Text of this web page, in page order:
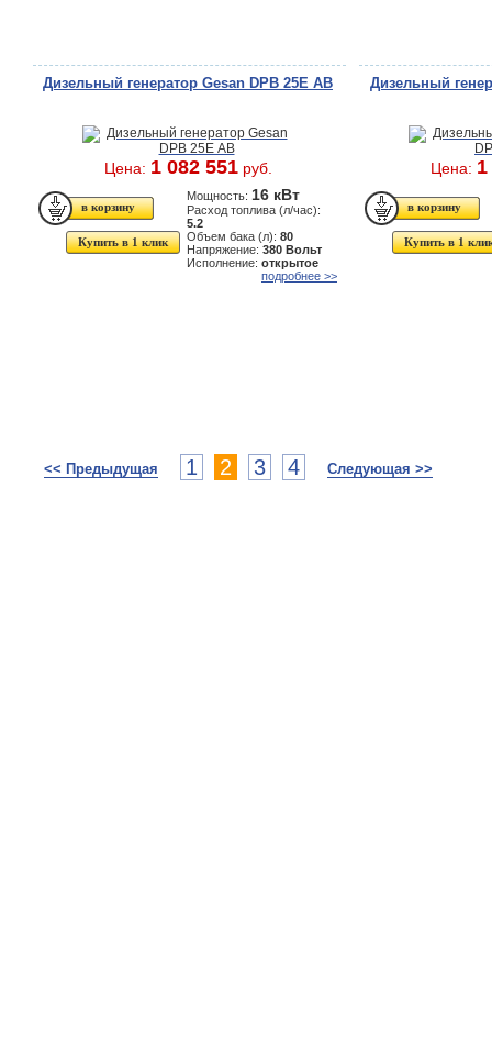
Дизельный генератор Gesan DPB 25E АВ
Цена: 1 082 551руб.
Купить в 1 клик
Мощность: 16 кВт
Расход топлива (л/час):
5.2
Объем бака (л): 80
Напряжение: 380 Вольт
Исполнение: открытое
подробнее >>
Дизельный
Цена:
Купить в 1
<< Предыдущая 1 2 3 4 Следующая >>